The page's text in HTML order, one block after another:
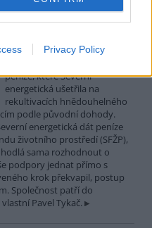
Privacy Policy
Ministr životního prostředí
peníze, které Severní
energetická ušetřila na
rekultivacích hnědouhelného
podle původní dohody.
energetická dát peníze
životního prostředí (SFŽP),
sama rozhodnout o
podpory jednat přímo s
krok překvapil, postup
Společnost patří do
Pavel Tykač.